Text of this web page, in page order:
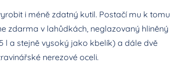
i méně zdatný kutil. Postačí mu k tomu
zdarma v lahůdkách, neglazovaný hliněný
l a stejně vysoký jako kbelík) a dále dvě
nerezové oceli.